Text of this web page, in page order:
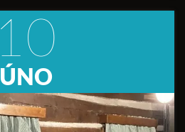
10
ÚNO